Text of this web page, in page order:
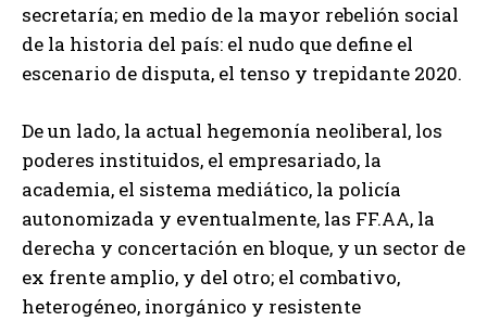
secretaría; en medio de la mayor rebelión social
de la historia del país: el nudo que define el
escenario de disputa, el tenso y trepidante 2020.
De un lado, la actual hegemonía neoliberal, los
poderes instituidos, el empresariado, la
academia, el sistema mediático, la policía
autonomizada y eventualmente, las FF.AA, la
derecha y concertación en bloque, y un sector de
ex frente amplio, y del otro; el combativo,
heterogéneo, inorgánico y resistente